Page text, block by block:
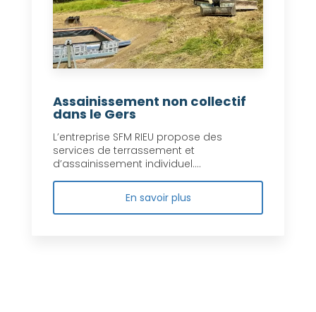
Assainissement non collectif
dans le Gers
L’entreprise SFM RIEU propose des
services de terrassement et
d’assainissement individuel....
En savoir plus